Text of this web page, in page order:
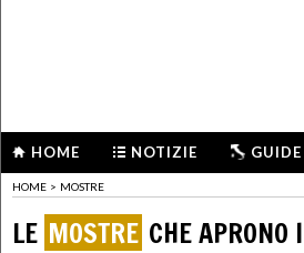
HOME NOTIZIE GUIDE
HOME > MOSTRE
LE MOSTRE CHE